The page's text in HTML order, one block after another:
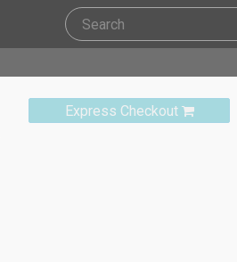
Express Checkout